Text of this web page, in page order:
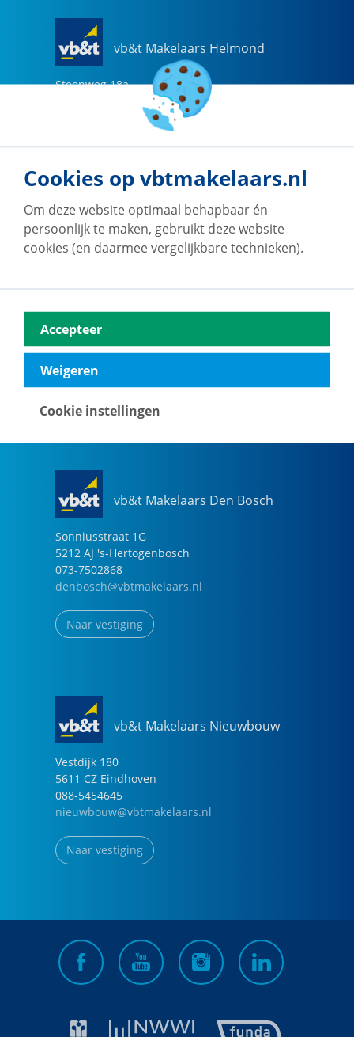
vb&t Makelaars Helmond
Steenweg 18a
helmond@vbtmakelaars.nl
Naar vestiging
Vestdijk 180
5611 CZ Eindhoven
040-2696949
vb&t Makelaars Den Bosch
Sonniusstraat 1G
5212 AJ 's-Hertogenbosch
073-7502868
denbosch@vbtmakelaars.nl
Naar vestiging
vb&t Makelaars Nieuwbouw
Vestdijk 180
5611 CZ Eindhoven
088-5454645
nieuwbouw@vbtmakelaars.nl
Naar vestiging
Cookies op vbtmakelaars.nl
Om deze website optimaal behapbaar én
persoonlijk te maken, gebruikt deze website
cookies (en daarmee vergelijkbare technieken).
Accepteer
Weigeren
Cookie instellingen